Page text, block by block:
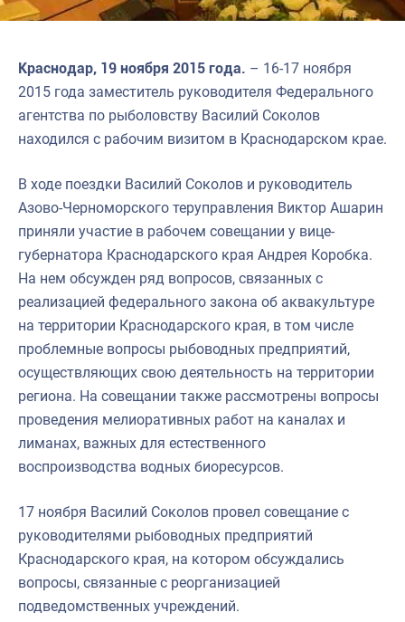
Краснодар, 19 ноября 2015 года. – 16-17 ноября
2015 года заместитель руководителя Федерального
агентства по рыболовству Василий Соколов
находился с рабочим визитом в Краснодарском крае.
В ходе поездки Василий Соколов и руководитель
Азово-Черноморского теруправления Виктор Ашарин
приняли участие в рабочем совещании у вице-
губернатора Краснодарского края Андрея Коробка.
На нем обсужден ряд вопросов, связанных с
реализацией федерального закона об аквакультуре
на территории Краснодарского края, в том числе
проблемные вопросы рыбоводных предприятий,
осуществляющих свою деятельность на территории
региона. На совещании также рассмотрены вопросы
проведения мелиоративных работ на каналах и
лиманах, важных для естественного
воспроизводства водных биоресурсов.
17 ноября Василий Соколов провел совещание с
руководителями рыбоводных предприятий
Краснодарского края, на котором обсуждались
вопросы, связанные с реорганизацией
подведомственных учреждений.